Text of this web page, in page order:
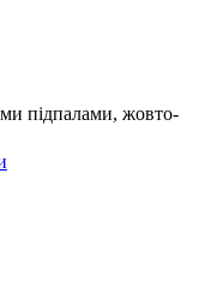
підпалами, жовто-